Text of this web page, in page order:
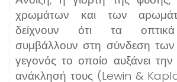
χρωμάτων και των
δείχνουν ότι τα οπτικά
συμβάλλουν στη σύνδεση
γεγονός το οποίο αυξάνει την
ανάκλησή τους (Lewin &